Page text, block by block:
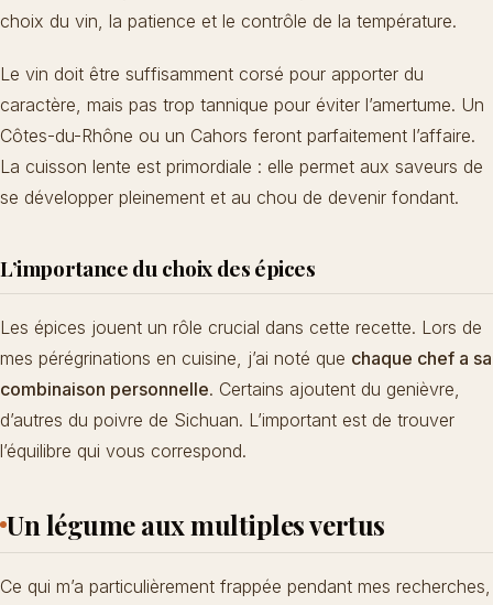
choix du vin, la patience et le contrôle de la température.
Le vin doit être suffisamment corsé pour apporter du
caractère, mais pas trop tannique pour éviter l’amertume. Un
Côtes-du-Rhône ou un Cahors feront parfaitement l’affaire.
La cuisson lente est primordiale : elle permet aux saveurs de
se développer pleinement et au chou de devenir fondant.
L’importance du choix des épices
Les épices jouent un rôle crucial dans cette recette. Lors de
mes pérégrinations en cuisine, j’ai noté que chaque chef a sa
combinaison personnelle. Certains ajoutent du genièvre,
d’autres du poivre de Sichuan. L’important est de trouver
l’équilibre qui vous correspond.
Un légume aux multiples vertus
Ce qui m’a particulièrement frappée pendant mes recherches,